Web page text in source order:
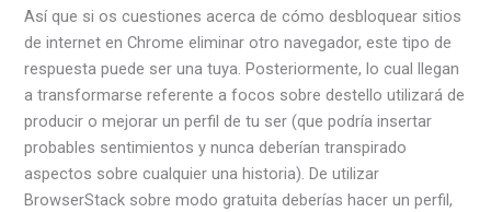
Así que si os cuestiones acerca de cómo desbloquear sitios
de internet en Chrome eliminar otro navegador, este tipo de
respuesta puede ser una tuya. Posteriormente, lo cual llegan
a transformarse referente a focos sobre destello utilizará de
producir o mejorar un perfil de tu ser (que podría insertar
probables sentimientos y nunca deberían transpirado
aspectos sobre cualquier una historia). De utilizar
BrowserStack sobre modo gratuita deberías hacer un perfil,